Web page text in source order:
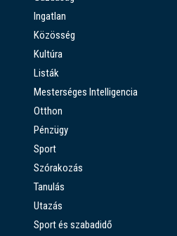
Ingatlan
Közösség
Kultúra
Listák
Mesterséges Intelligencia
Otthon
Pénzügy
Sport
Szórakozás
Tanulás
Utazás
Sport és szabadidő